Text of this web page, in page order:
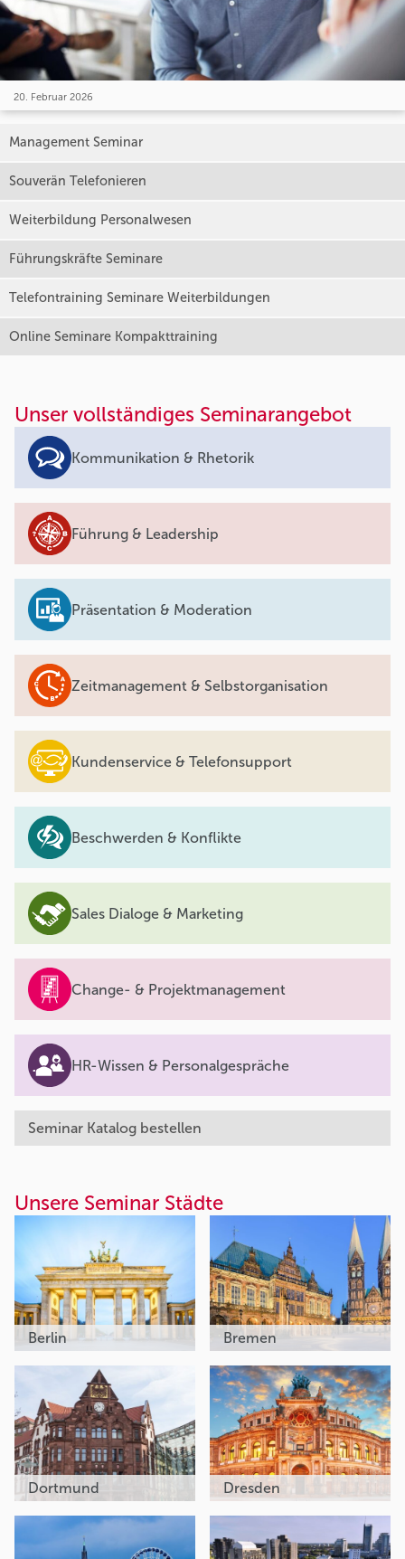
20. Februar 2026
Management Seminar
Souverän Telefonieren
Weiterbildung Personalwesen
Führungskräfte Seminare
Telefontraining Seminare Weiterbildungen
Online Seminare Kompakttraining
Unser vollständiges Seminarangebot
Kommunikation & Rhetorik
Führung & Leadership
Präsentation & Moderation
Zeitmanagement & Selbstorganisation
Kundenservice & Telefonsupport
Beschwerden & Konflikte
Sales Dialoge & Marketing
Change- & Projektmanagement
HR-Wissen & Personalgespräche
Seminar Katalog bestellen
Unsere Seminar Städte
Berlin Bremen
Dortmund Dresden